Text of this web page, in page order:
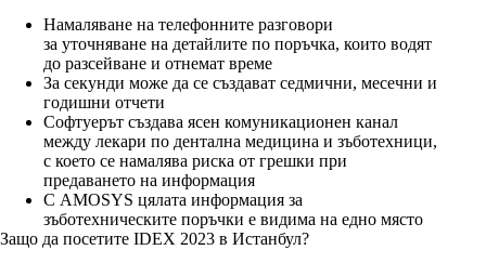
Намаляване на телефонните разговори
за уточняване на детайлите по поръчка, които водят
до разсейване и отнемат време
За секунди може да се създават седмични, месечни и
годишни отчети
Софтуерът създава ясен комуникационен канал
между лекари по дентална медицина и зъботехници,
с което се намалява риска от грешки при
предаването на информация
С AMOSYS цялата информация за
зъботехническите поръчки е видима на едно място
Защо да посетите IDEX 2023 в Истанбул?